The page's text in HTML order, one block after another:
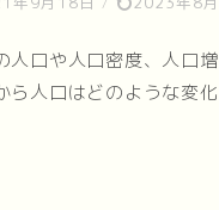
口や人口密度、人口
人口はどのような変